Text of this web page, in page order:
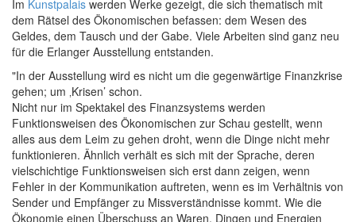
Im Kunstpalais werden Werke gezeigt, die sich thematisch mit
dem Rätsel des Ökonomischen befassen: dem Wesen des
Geldes, dem Tausch und der Gabe. Viele Arbeiten sind ganz neu
für die Erlanger Ausstellung entstanden.
"In der Ausstellung wird es nicht um die gegenwärtige Finanzkrise
gehen; um ‚Krisen’ schon.
Nicht nur im Spektakel des Finanzsystems werden
Funktionsweisen des Ökonomischen zur Schau gestellt, wenn
alles aus dem Leim zu gehen droht, wenn die Dinge nicht mehr
funktionieren. Ähnlich verhält es sich mit der Sprache, deren
vielschichtige Funktionsweisen sich erst dann zeigen, wenn
Fehler in der Kommunikation auftreten, wenn es im Verhältnis von
Sender und Empfänger zu Missverständnisse kommt. Wie die
Ökonomie einen Überschuss an Waren, Dingen und Energien